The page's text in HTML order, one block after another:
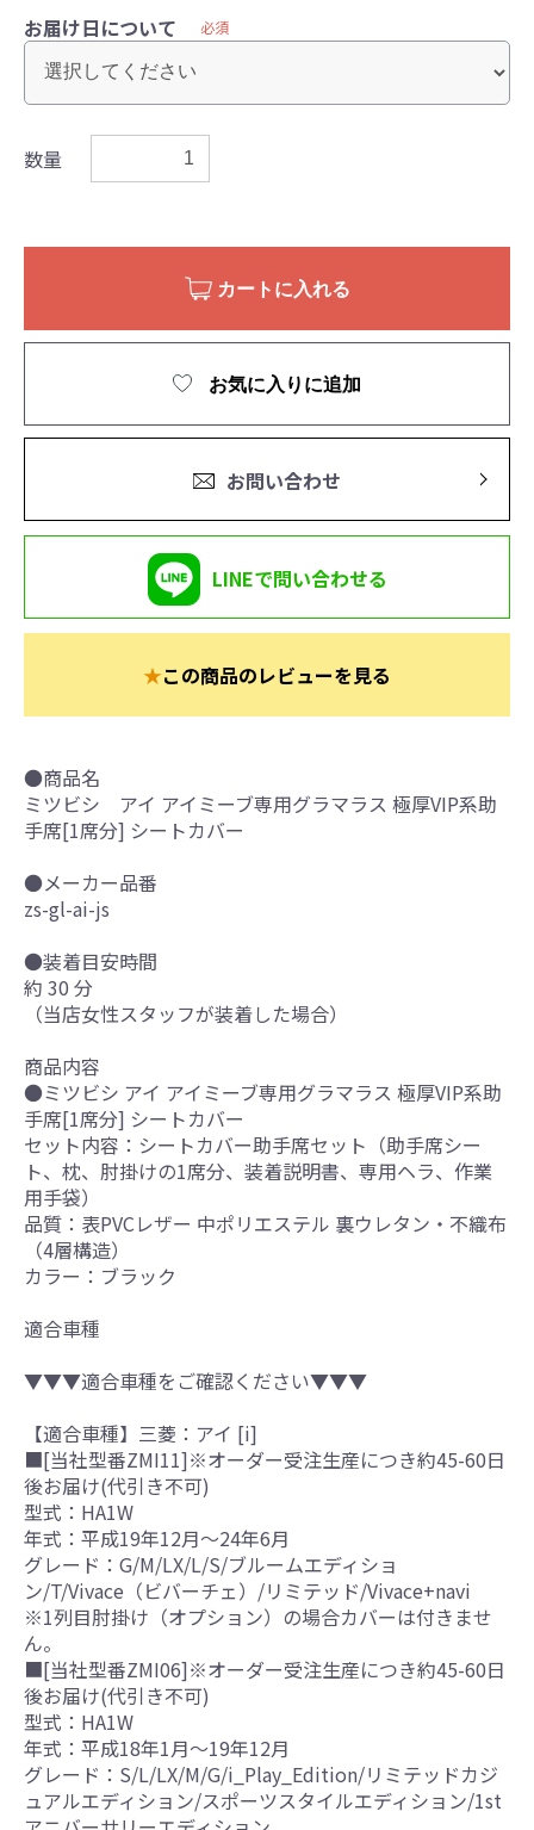
お届け日について 必須
数量
カートに入れる
お気に入りに追加
お問い合わせ
LINEで問い合わせる
★この商品のレビューを見る
●商品名
ミツビシ アイ アイミーブ専用グラマラス 極厚VIP系助
手席[1席分] シートカバー
●メーカー品番
zs-gl-ai-js
●装着目安時間
約 30 分
（当店女性スタッフが装着した場合）
商品内容
●ミツビシ アイ アイミーブ専用グラマラス 極厚VIP系助
手席[1席分] シートカバー
セット内容：シートカバー助手席セット（助手席シー
ト、枕、肘掛けの1席分、装着説明書、専用ヘラ、作業
用手袋）
品質：表PVCレザー 中ポリエステル 裏ウレタン・不織布
（4層構造）
カラー：ブラック
適合車種
▼▼▼適合車種をご確認ください▼▼▼
【適合車種】三菱：アイ [i]
■[当社型番ZMI11]※オーダー受注生産につき約45-60日
後お届け(代引き不可)
型式：HA1W
年式：平成19年12月～24年6月
グレード：G/M/LX/L/S/ブルームエディショ
ン/T/Vivace（ビバーチェ）/リミテッド/Vivace+navi
※1列目肘掛け（オプション）の場合カバーは付きませ
ん。
■[当社型番ZMI06]※オーダー受注生産につき約45-60日
後お届け(代引き不可)
型式：HA1W
年式：平成18年1月～19年12月
グレード：S/L/LX/M/G/i_Play_Edition/リミテッドカジ
ュアルエディション/スポーツスタイルエディション/1st